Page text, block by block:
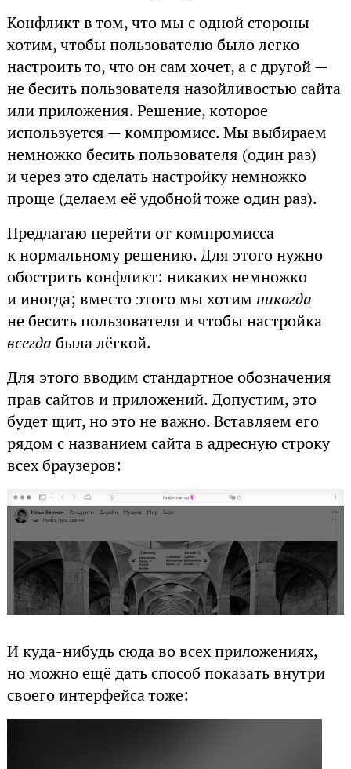
Конфликт в том, что мы с одной стороны
хотим, чтобы пользователю было легко
настроить то, что он сам хочет, а с другой —
не бесить пользователя назойливостью сайта
или приложения. Решение, которое
используется — компромисс. Мы выбираем
немножко бесить пользователя (один раз)
и через это сделать настройку немножко
проще (делаем её удобной тоже один раз).
Предлагаю перейти от компромисса
к нормальному решению. Для этого нужно
обострить конфликт: никаких немножко
и иногда; вместо этого мы хотим никогда
не бесить пользователя и чтобы настройка
всегда была лёгкой.
Для этого вводим стандартное обозначения
прав сайтов и приложений. Допустим, это
будет щит, но это не важно. Вставляем его
рядом с названием сайта в адресную строку
всех браузеров:
И куда-нибудь сюда во всех приложениях,
но можно ещё дать способ показать внутри
своего интерфейса тоже: